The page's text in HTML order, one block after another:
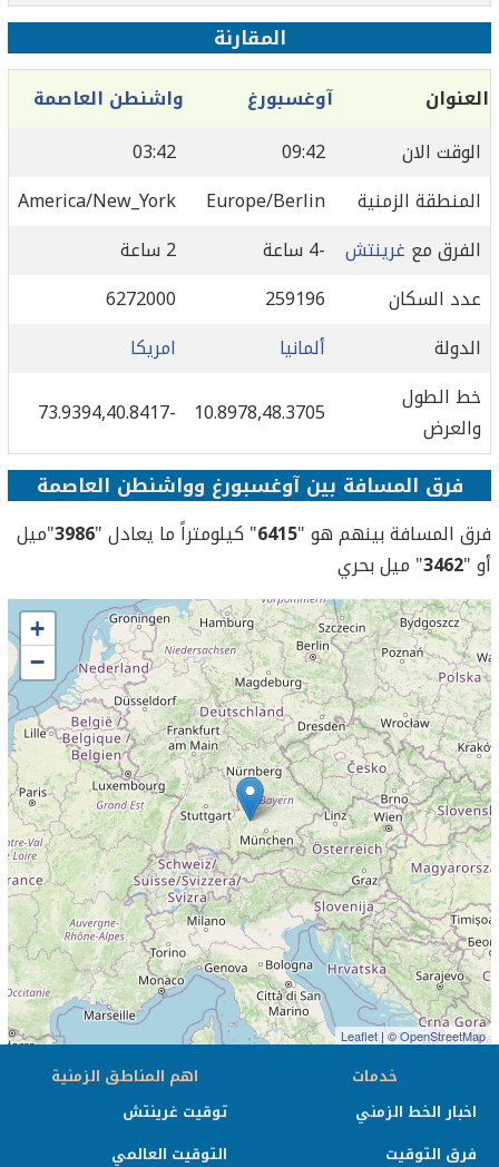
المقارنة
العنوان آوغسبورغ
واشنطن العاصمة
الوقت الان
09:42
03:42
المنطقة الزمنية
Europe/Berlin
America/New_York
الفرق مع غرينتش -4 ساعة
2 ساعة
عدد السكان
259196
6272000
الدولة
ألمانيا
امريكا
خط الطول
والعرض
10.8978,48.3705
-73.9394,40.8417
فرق المسافة بين آوغسبورغ وواشنطن العاصمة
فرق المسافة بينهم هو "6415" كيلومتراً ما يعادل "3986"ميل
أو "3462" ميل بحري
+
−
Leaflet | ©OpenStreetMap
خدمات
اخبار الخط الزمني
فرق التوقيت
اهم المناطق الزمنية
توقيت غرينتش
التوقيت العالمي